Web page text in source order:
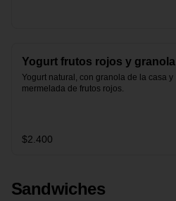
Yogurt frutos rojos y granola
Yogurt natural, con granola de la casa y
mermelada de frutos rojos.
$2.400
Sandwiches